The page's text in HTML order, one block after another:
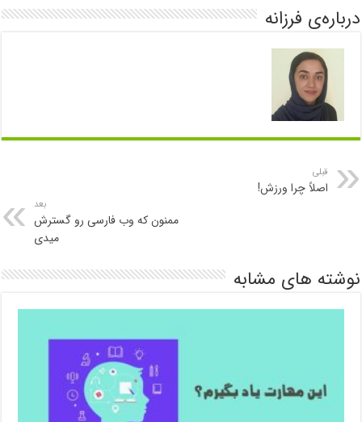
درباره‌ی فرزانه
قبلی
اصلاً چرا ورزش!
بعد
ممنون که وب فارسی رو گسترش
میدی
نوشته های مشابه